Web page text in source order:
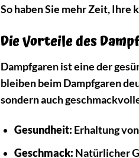
So haben Sie mehr Zeit,
Die Vorteile des
Dampfgaren ist eine der
bleiben beim Dampfgaren
sondern auch
Gesundheit: Erhaltung
Geschmack: Natürlicher